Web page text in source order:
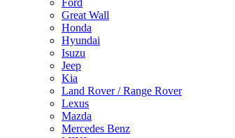
Ford
Great Wall
Honda
Hyundai
Isuzu
Jeep
Kia
Land Rover / Range Rover
Lexus
Mazda
Mercedes Benz